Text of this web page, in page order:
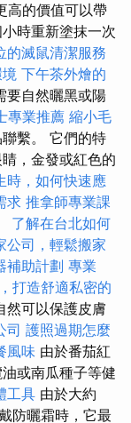
高的價值可以帶
時重新塗抹一次
的滅鼠清潔服務
下午茶外燴的
要自然曬黑或陽
專業推薦 縮小毛
繫。 它們的特
，金發或紅色的
時，如何快速應
求 推拿師專業課
了解在台北如何
公司，輕鬆搬家
補助計劃 專業
打造舒適私密的
然可以保護皮膚
司 護照過期怎麼
風味 由於番茄紅
或南瓜種子等健
工具 由於大約
防曬霜時，它最